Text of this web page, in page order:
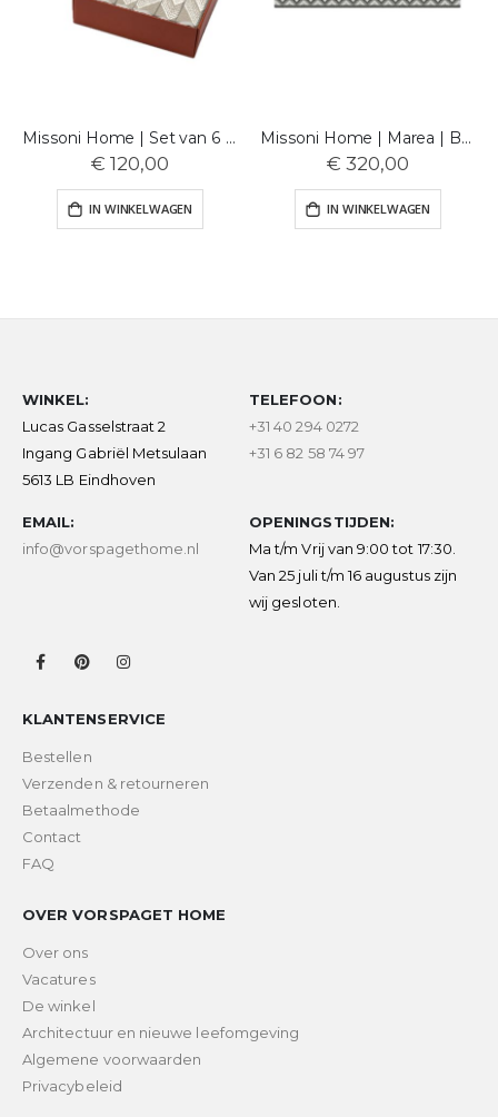
Missoni Home | Set van 6 Face Towels | Marea | 211
€ 120,00
IN WINKELWAGEN
Missoni Home | Marea | Badmat | 601
€ 320,00
IN WINKELWAGEN
WINKEL:
Lucas Gasselstraat 2
Ingang Gabriël Metsulaan
5613 LB Eindhoven
TELEFOON:
+31 40 294 0272
+31 6 82 58 74 97
EMAIL:
info@vorspagethome.nl
OPENINGSTIJDEN:
Ma t/m Vrij van 9:00 tot 17:30.
Van 25 juli t/m 16 augustus zijn
wij gesloten.
KLANTENSERVICE
Bestellen
Verzenden & retourneren
Betaalmethode
Contact
FAQ
OVER VORSPAGET HOME
Over ons
Vacatures
De winkel
Architectuur en nieuwe leefomgeving
Algemene voorwaarden
Privacybeleid